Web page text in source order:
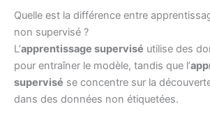
Quelle est la différence entre
non supervisé ?
L’apprentissage supervisé utilise des
pour entraîner le modèle, tandis que l’
supervisé se concentre sur la
dans des données non étiquetées.